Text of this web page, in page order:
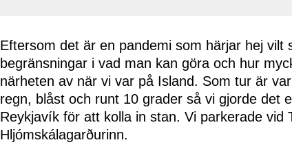
Eftersom det är en pandemi som härjar hej vilt
begränsningar i vad man kan göra och hur
närheten av när vi var på Island. Som tur är
regn, blåst och runt 10 grader så vi gjorde det
Reykjavík för att kolla in stan. Vi parkerade vid
Hljómskálagarðurinn.